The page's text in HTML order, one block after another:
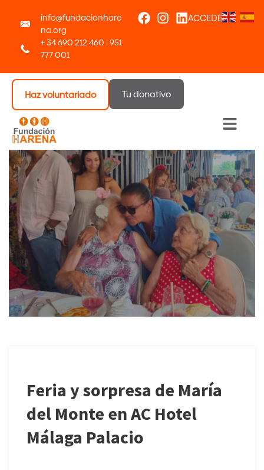
info@fundacionhare
na.org
+ 34 690 212 460 | 951
777 001
ACCEDER
Haz voluntariado Tu donativo
Menú
Feria y sorpresa de María
del Monte en AC Hotel
Málaga Palacio